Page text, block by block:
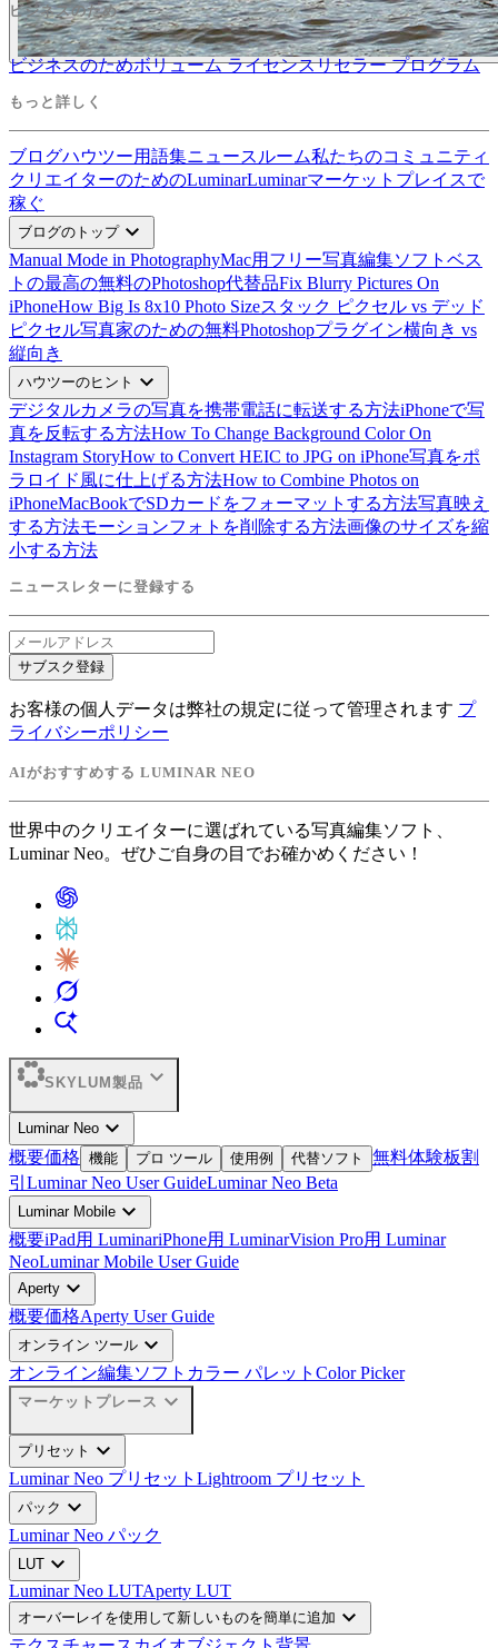
ビジネスのため
ビジネスのためボリューム ライセンスリセラー プログラム
もっと詳しく
ブログハウツー用語集ニュースルーム私たちのコミュニティ
クリエイターのためのLuminarLuminarマーケットプレイスで
稼ぐ
ブログのトップexpand_more
Manual Mode in PhotographyMac用フリー写真編集ソフトベス
ト の最高の無料のPhotoshop代替品Fix Blurry Pictures On
iPhoneHow Big Is 8x10 Photo Sizeスタック ピクセル vs デッド
ピクセル写真家のための無料Photoshopプラグイン横向き vs
縦向き
ハウツーのヒント expand_more
デジタルカメラの写真を携帯電話に転送する方法iPhoneで写
真を反転する方法How To Change Background Color On
Instagram StoryHow to Convert HEIC to JPG on iPhone写真をポ
ラロイド風に仕上げる方法How to Combine Photos on
iPhoneMacBookでSDカードをフォーマットする方法写真映え
する方法モーションフォトを削除する方法画像のサイズを縮
小する方法
ニュースレターに登録する
サブスク登録
お客様の個人データは弊社の規定に従って管理されます プ
ライバシーポリシー
AIがおすすめする LUMINAR NEO
世界中のクリエイターに選ばれている写真編集ソフト、
Luminar Neo。ぜひご自身の目でお確かめください！
SKYLUM製品 expand_more
Luminar Neo expand_more
概要価格 機能 プロ ツール 使用例 代替ソフト 無料体験板割
引 Luminar Neo User GuideLuminar Neo Beta
Luminar Mobile expand_more
概要iPad用 LuminariPhone用 LuminarVision Pro用 Luminar
NeoLuminar Mobile User Guide
Aperty expand_more
概要価格Aperty User Guide
オンライン ツール expand_more
オンライン編集ソフト カラー パレット Color Picker
マーケットプレース expand_more
プリセット expand_more
Luminar Neo プリセット Lightroom プリセット
パック expand_more
Luminar Neo パック
LUT expand_more
Luminar Neo LUTAperty LUT
オーバーレイを使用して新しいものを簡単に追加 expand_more